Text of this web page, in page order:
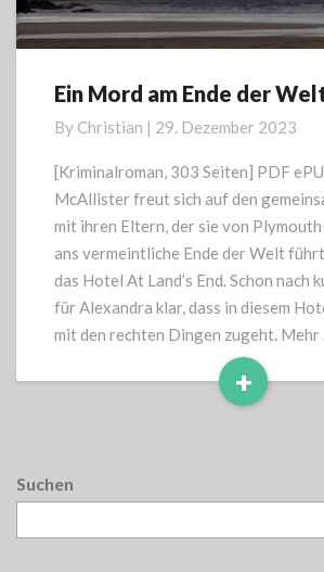
Ein
am
Ende
der
Welt
Ein Mord am Ende der
By Christian | 29. Dezember 2023
[Kriminalroman, 303 Seiten] PDF
McAllister freut sich auf den
mit ihren Eltern, der sie von
ans vermeintliche Ende der Welt
das Hotel At Land’s End. Schon nach
für Alexandra klar, dass in diesem
mit den rechten Dingen zugeht. Mehr
+
Read
Suchen